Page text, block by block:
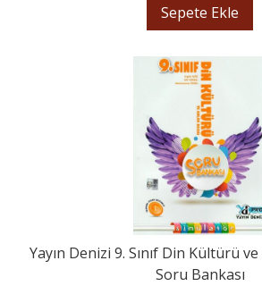
Sepete Ekle
Yayın Denizi 9. Sınıf Din Kültürü
Soru Bankası